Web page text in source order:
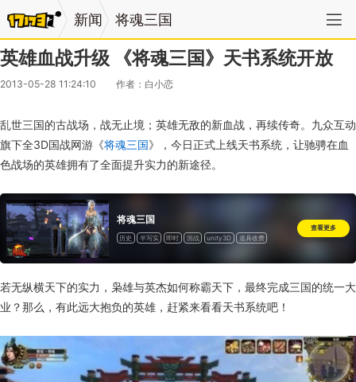
新闻 将魂三国
英雄血战升级 《将魂三国》天书系统开放
2013-05-28 11:24:10 作者：白小恋
乱世三国的古战场，战无止境；英雄无敌的新血战，再续传奇。九众互动
旗下全3D国战网游《将魂三国》，今日正式上线天书系统，让驰骋在血
色战场的英雄拥有了全面提升实力的新途径。
将魂三国
历史 半写实 即时 国战 unity3D 道具收费
查看更多
若无纵横天下的实力，枭雄与英杰如何称霸天下，最终完成三国的统一大
业？那么，有此远大抱负的英雄，赶紧来看看天书系统吧！